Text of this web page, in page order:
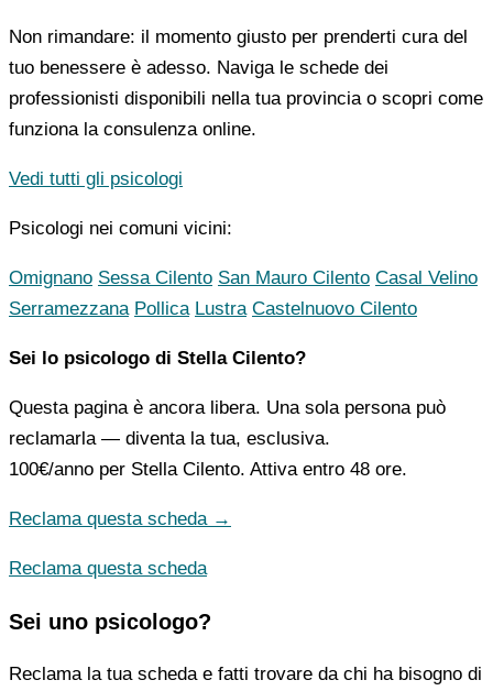
Non rimandare: il momento giusto per prenderti cura del
tuo benessere è adesso. Naviga le schede dei
professionisti disponibili nella tua provincia o scopri come
funziona la consulenza online.
Vedi tutti gli psicologi
Psicologi nei comuni vicini:
Omignano Sessa Cilento San Mauro Cilento Casal Velino
Serramezzana Pollica Lustra Castelnuovo Cilento
Sei lo psicologo di Stella Cilento?
Questa pagina è ancora libera. Una sola persona può
reclamarla — diventa la tua, esclusiva.
100€/anno per Stella Cilento. Attiva entro 48 ore.
Reclama questa scheda →
Reclama questa scheda
Sei uno psicologo?
Reclama la tua scheda e fatti trovare da chi ha bisogno di